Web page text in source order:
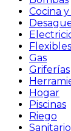
Cocina
Flexibles
Gas
Griferías
Hogar
Piscinas
Riego